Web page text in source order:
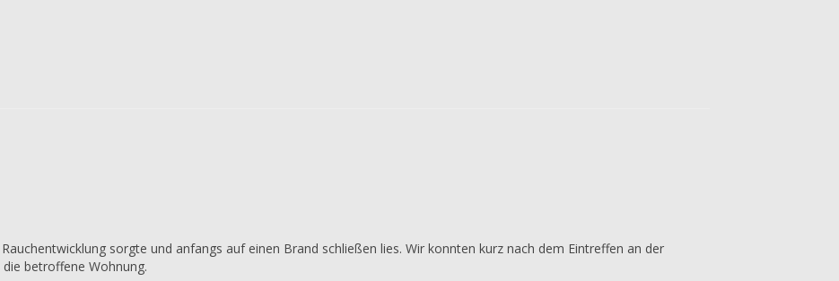
sorgte und anfangs auf einen Brand schließen lies. Wir konnten kurz nach dem Eintreffen an der
betroffene Wohnung.